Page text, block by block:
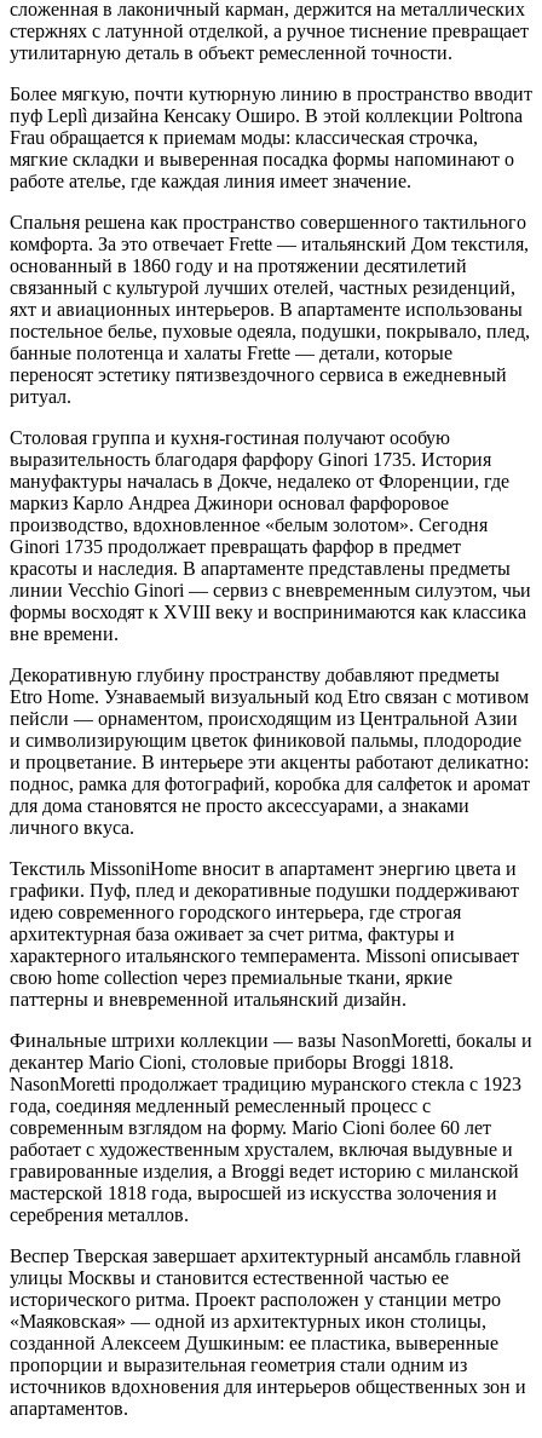
сложенная в лаконичный карман, держится на металлических
стержнях с латунной отделкой, а ручное тиснение превращает
утилитарную деталь в объект ремесленной точности.
Более мягкую, почти кутюрную линию в пространство вводит
пуф Leplì дизайна Кенсаку Оширо. В этой коллекции Poltrona
Frau обращается к приемам моды: классическая строчка,
мягкие складки и выверенная посадка формы напоминают о
работе ателье, где каждая линия имеет значение.
Спальня решена как пространство совершенного тактильного
комфорта. За это отвечает Frette — итальянский Дом текстиля,
основанный в 1860 году и на протяжении десятилетий
связанный с культурой лучших отелей, частных резиденций,
яхт и авиационных интерьеров. В апартаменте использованы
постельное белье, пуховые одеяла, подушки, покрывало, плед,
банные полотенца и халаты Frette — детали, которые
переносят эстетику пятизвездочного сервиса в ежедневный
ритуал.
Столовая группа и кухня-гостиная получают особую
выразительность благодаря фарфору Ginori 1735. История
мануфактуры началась в Докче, недалеко от Флоренции, где
маркиз Карло Андреа Джинори основал фарфоровое
производство, вдохновленное «белым золотом». Сегодня
Ginori 1735 продолжает превращать фарфор в предмет
красоты и наследия. В апартаменте представлены предметы
линии Vecchio Ginori — сервиз с вневременным силуэтом, чьи
формы восходят к XVIII веку и воспринимаются как классика
вне времени.
Декоративную глубину пространству добавляют предметы
Etro Home. Узнаваемый визуальный код Etro связан с мотивом
пейсли — орнаментом, происходящим из Центральной Азии
и символизирующим цветок финиковой пальмы, плодородие
и процветание. В интерьере эти акценты работают деликатно:
поднос, рамка для фотографий, коробка для салфеток и аромат
для дома становятся не просто аксессуарами, а знаками
личного вкуса.
Текстиль MissoniHome вносит в апартамент энергию цвета и
графики. Пуф, плед и декоративные подушки поддерживают
идею современного городского интерьера, где строгая
архитектурная база оживает за счет ритма, фактуры и
характерного итальянского темперамента. Missoni описывает
свою home collection через премиальные ткани, яркие
паттерны и вневременной итальянский дизайн.
Финальные штрихи коллекции — вазы NasonMoretti, бокалы и
декантер Mario Cioni, столовые приборы Broggi 1818.
NasonMoretti продолжает традицию муранского стекла с 1923
года, соединяя медленный ремесленный процесс с
современным взглядом на форму. Mario Cioni более 60 лет
работает с художественным хрусталем, включая выдувные и
гравированные изделия, а Broggi ведет историю с миланской
мастерской 1818 года, выросшей из искусства золочения и
серебрения металлов.
Веспер Тверская завершает архитектурный ансамбль главной
улицы Москвы и становится естественной частью ее
исторического ритма. Проект расположен у станции метро
«Маяковская» — одной из архитектурных икон столицы,
созданной Алексеем Душкиным: ее пластика, выверенные
пропорции и выразительная геометрия стали одним из
источников вдохновения для интерьеров общественных зон и
апартаментов.